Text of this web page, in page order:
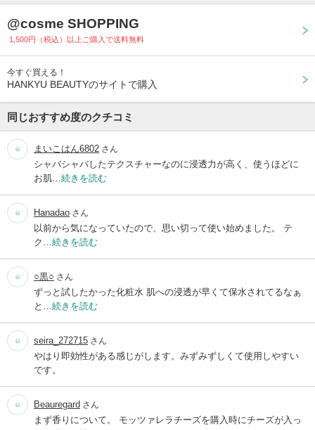
@cosme SHOPPING
1,500円（税込）以上ご購入で送料無料
今すぐ買える！
HANKYU BEAUTYのサイトで購入
同じおすすめ度のクチコミ
まいこはん6802 さん
シャバシャバしたテクスチャーなのに浸透力が高く、使うほどに
お肌…続きを読む
Hanadao さん
以前から気になっていたので、思い切って使い始めました。 テ
ク…続きを読む
○黒○ さん
ずっと試したかった化粧水 肌への浸透が早くて保水されてるなぁ
と…続きを読む
seira_272715 さん
やはり即効性がある感じがします。みずみずしくて使用しやすい
です。
Beauregard さん
まず香りについて。 モッツァレラチーズを購入時にチーズが入っ